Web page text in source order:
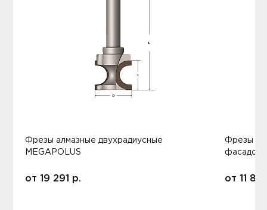
Фрезы алмазные двухрадиусные
MEGAPOLUS
от 19 291 р.
Фрезы
фасадов
от 11